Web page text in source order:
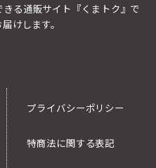
る通販サイト『くまトク』で
けします。
プライバシーポリシー
特商法に関する表記